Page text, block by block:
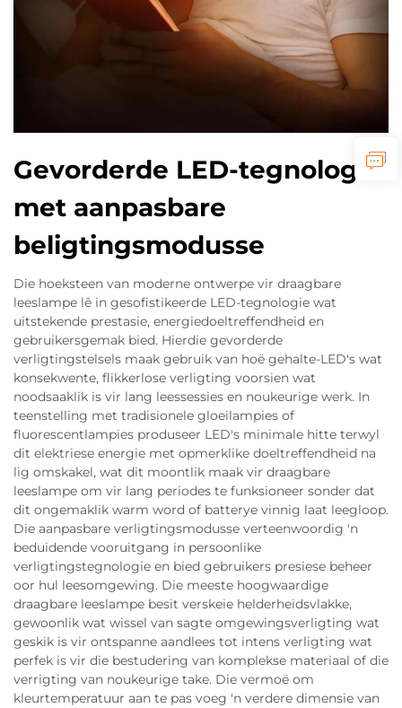
Gevorderde LED-tegnologie
met aanpasbare
beligtingsmodusse
Die hoeksteen van moderne ontwerpe vir draagbare
leeslampe lê in gesofistikeerde LED-tegnologie wat
uitstekende prestasie, energiedoeltreffendheid en
gebruikersgemak bied. Hierdie gevorderde
verligtingstelsels maak gebruik van hoë gehalte-LED's wat
konsekwente, flikkerlose verligting voorsien wat
noodsaaklik is vir lang leessessies en noukeurige werk. In
teenstelling met tradisionele gloeilampies of
fluorescentlampies produseer LED's minimale hitte terwyl
dit elektriese energie met opmerklike doeltreffendheid na
lig omskakel, wat dit moontlik maak vir draagbare
leeslampe om vir lang periodes te funksioneer sonder dat
dit ongemaklik warm word of batterye vinnig laat leegloop.
Die aanpasbare verligtingsmodusse verteenwoordig 'n
beduidende vooruitgang in persoonlike
verligtingstegnologie en bied gebruikers presiese beheer
oor hul leesomgewing. Die meeste hoogwaardige
draagbare leeslampe besit verskeie helderheidsvlakke,
gewoonlik wat wissel van sagte omgewingsverligting wat
geskik is vir ontspanne aandlees tot intens verligting wat
perfek is vir die bestudering van komplekse materiaal of die
verrigting van noukeurige take. Die vermoë om
kleurtemperatuur aan te pas voeg 'n verdere dimensie van